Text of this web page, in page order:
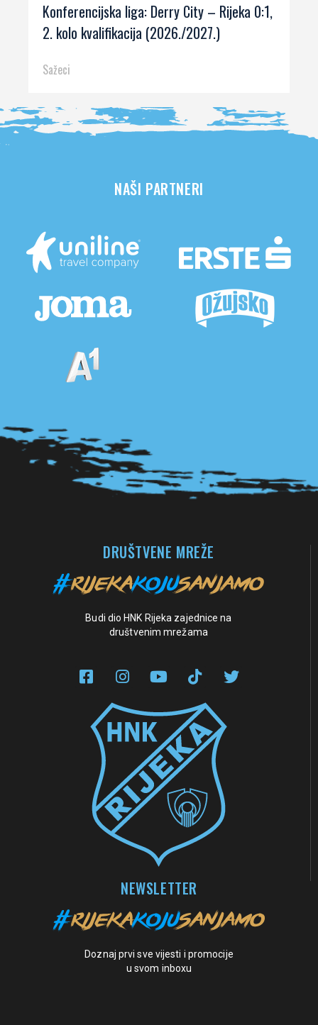
Konferencijska liga: Derry City – Rijeka 0:1,
2. kolo kvalifikacija (2026./2027.)
Sažeci
NAŠI PARTNERI
DRUŠTVENE MREŽE
Budi dio HNK Rijeka zajednice na
društvenim mrežama
NEWSLETTER
Doznaj prvi sve vijesti i promocije
u svom inboxu